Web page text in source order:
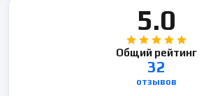
5.0
Общий рейтинг
32
отзывов